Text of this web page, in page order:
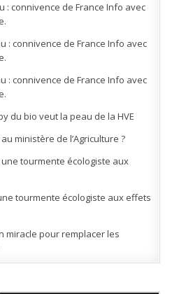
: connivence de France Info avec
: connivence de France Info avec
: connivence de France Info avec
du bio veut la peau de la HVE
ministère de l’Agriculture ?
une tourmente écologiste aux
tourmente écologiste aux effets
miracle pour remplacer les